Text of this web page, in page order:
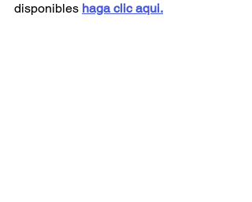
disponibles haga clic aqui.